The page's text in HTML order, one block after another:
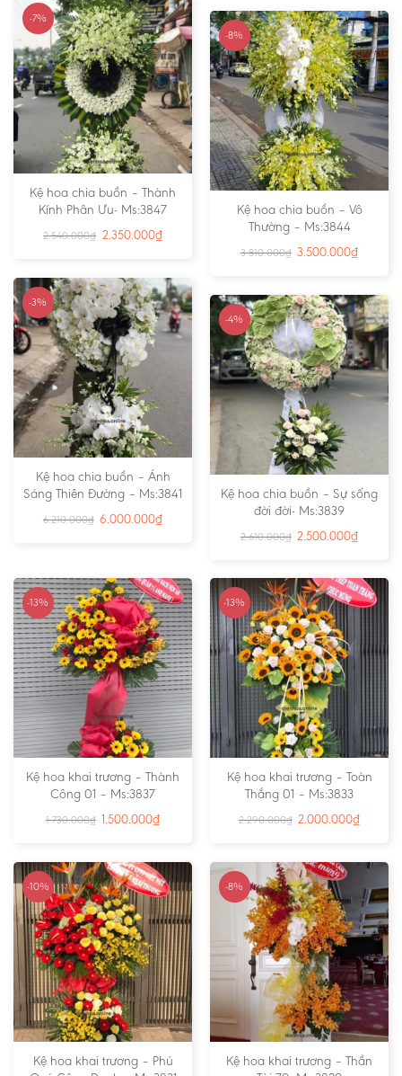
-7%
Kệ hoa chia buồn – Thành
Kính Phân Ưu- Ms:3847
2.540.000₫ 2.350.000₫
-8%
Kệ hoa chia buồn – Vô
Thường – Ms:3844
3.810.000₫ 3.500.000₫
-3%
Kệ hoa chia buồn – Ánh
Sáng Thiên Đường – Ms:3841
6.210.000₫ 6.000.000₫
-4%
Kệ hoa chia buồn – Sự sống
đời đời- Ms:3839
2.610.000₫ 2.500.000₫
-13%
Kệ hoa khai trương – Thành
Công 01 – Ms:3837
1.730.000₫ 1.500.000₫
-13%
Kệ hoa khai trương – Toàn
Thắng 01 – Ms:3833
2.290.000₫ 2.000.000₫
-10%
Kệ hoa khai trương – Phú
-8%
Kệ hoa khai trương – Thần